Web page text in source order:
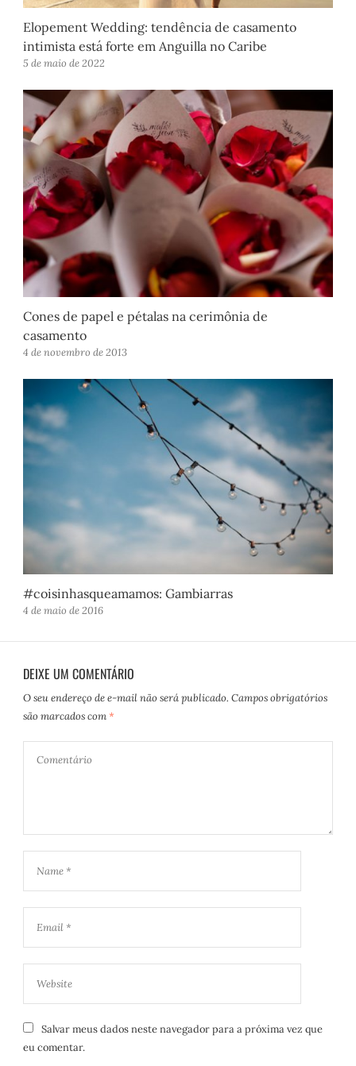
Elopement Wedding: tendência de casamento
intimista está forte em Anguilla no Caribe
5 de maio de 2022
Cones de papel e pétalas na cerimônia de
casamento
4 de novembro de 2013
#coisinhasqueamamos: Gambiarras
4 de maio de 2016
DEIXE UM COMENTÁRIO
O seu endereço de e-mail não será publicado. Campos obrigatórios
são marcados com *
Salvar meus dados neste navegador para a próxima vez que
eu comentar.